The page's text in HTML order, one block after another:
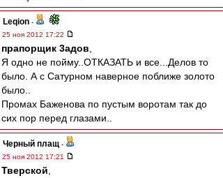
Leqion -
25 ноя 2012 17:22
прапорщик 3адoв
Я одно не пойму..ОТКАЗАТЬ и все...Делов то
было. А с Сатурном наверное поближе золото
было..
Промах Баженова по пустым воротам так до
сих пор перед глазами..
Черный плащ -
25 ноя 2012 17:21
Тверской